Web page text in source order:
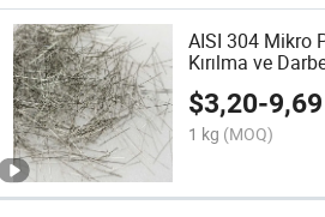
AISI 304 Mikro
Kırılma ve
için
$3,20-9,69
1 kg (MOQ)